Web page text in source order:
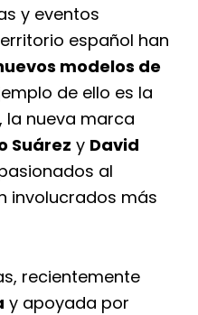
y eventos
español han
modelos de
de ello es la
, la nueva marca
Suárez y David
al
involucrados más
recientemente
y apoyada por